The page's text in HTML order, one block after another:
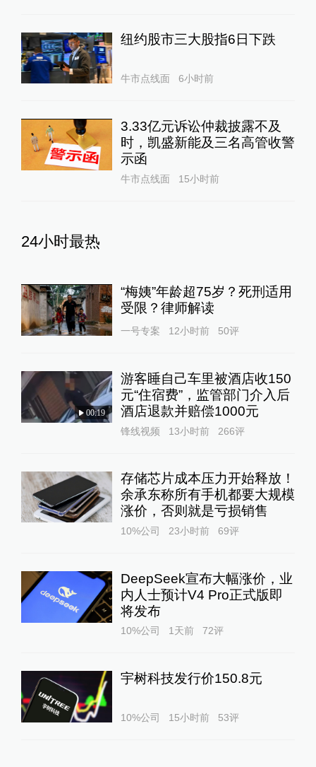
纽约股市三大股指6日下跌
牛市点线面 6小时前
3.33亿元诉讼仲裁披露不及
时，凯盛新能及三名高管收警
示函
牛市点线面 15小时前
24小时最热
“梅姨”年龄超75岁？死刑适用
受限？律师解读
一号专案 12小时前 50评
00:19
游客睡自己车里被酒店收150
元“住宿费”，监管部门介入后
酒店退款并赔偿1000元
锋线视频 13小时前 266评
存储芯片成本压力开始释放！
余承东称所有手机都要大规模
涨价，否则就是亏损销售
10%公司 23小时前 69评
DeepSeek宣布大幅涨价，业
内人士预计V4 Pro正式版即
将发布
10%公司 1天前 72评
宇树科技发行价150.8元
10%公司 15小时前 53评